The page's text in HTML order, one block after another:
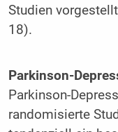
Studien vorgestellt
18).
Parkinson-
Parkinson-
randomisierte